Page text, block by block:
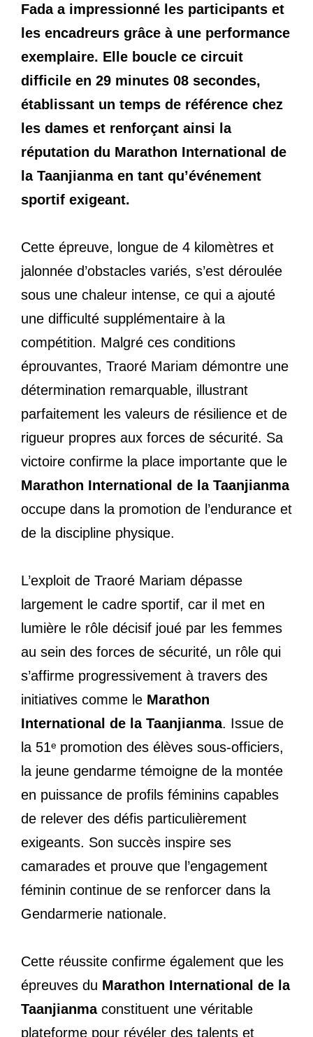
Fada a impressionné les participants et
les encadreurs grâce à une performance
exemplaire. Elle boucle ce circuit
difficile en 29 minutes 08 secondes,
établissant un temps de référence chez
les dames et renforçant ainsi la
réputation du Marathon International de
la Taanjianma en tant qu’événement
sportif exigeant.
Cette épreuve, longue de 4 kilomètres et
jalonnée d’obstacles variés, s’est déroulée
sous une chaleur intense, ce qui a ajouté
une difficulté supplémentaire à la
compétition. Malgré ces conditions
éprouvantes, Traoré Mariam démontre une
détermination remarquable, illustrant
parfaitement les valeurs de résilience et de
rigueur propres aux forces de sécurité. Sa
victoire confirme la place importante que le
Marathon International de la Taanjianma
occupe dans la promotion de l’endurance et
de la discipline physique.
L’exploit de Traoré Mariam dépasse
largement le cadre sportif, car il met en
lumière le rôle décisif joué par les femmes
au sein des forces de sécurité, un rôle qui
s’affirme progressivement à travers des
initiatives comme le Marathon
International de la Taanjianma. Issue de
la 51ᵉ promotion des élèves sous-officiers,
la jeune gendarme témoigne de la montée
en puissance de profils féminins capables
de relever des défis particulièrement
exigeants. Son succès inspire ses
camarades et prouve que l’engagement
féminin continue de se renforcer dans la
Gendarmerie nationale.
Cette réussite confirme également que les
épreuves du Marathon International de la
Taanjianmaconstituent une véritable
plateforme pour révéler des talents et